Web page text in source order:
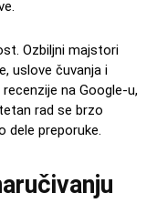
Ozbiljni majstori
uslove čuvanja i
na Google-u,
rad se brzo
dele preporuke.